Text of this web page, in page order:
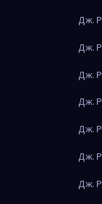
Дж.
Дж.
Дж.
Дж.
Дж.
Дж.
Дж.